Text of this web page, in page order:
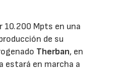
10.200 Mpts en una
de su
Therban, en
estará en marcha a